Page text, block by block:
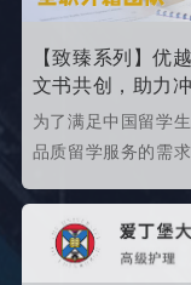
准备25fall硕士申请
【致臻系列】优
文书共创，助力
界名校硕士offer
为了满足中国留学
品质留学服务的需求
留学推出了更适合
服务产品。该留学服
以外籍文书高端定制